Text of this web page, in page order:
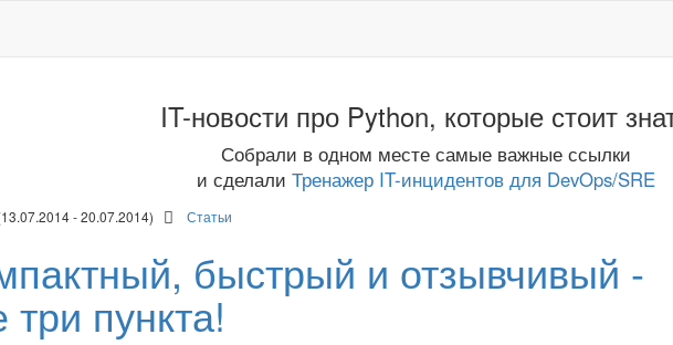
IT-новости про Python, которые стоит
Собрали в одном месте самые важные ссылки
и сделали Тренажер IT-инцидентов для DevOps/SRE
- 20.07.2014) Статьи
быстрый и отзывчивый -
пункта!